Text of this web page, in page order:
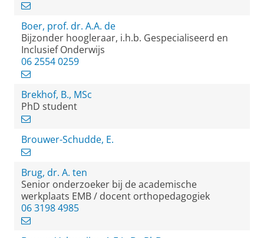
Boer, prof. dr. A.A. de
Bijzonder hoogleraar, i.h.b. Gespecialiseerd en
Inclusief Onderwijs
06 2554 0259
Brekhof, B., MSc
PhD student
Brouwer-Schudde, E.
Brug, dr. A. ten
Senior onderzoeker bij de academische
werkplaats EMB / docent orthopedagogiek
06 3198 4985